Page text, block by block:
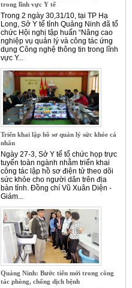
trong lĩnh vực Y tế
Trong 2 ngày 30,31/10, tại TP Hạ
Long, Sở Y tế tỉnh Quảng Ninh đã tổ
chức Hội nghị tập huấn “Nâng cao
nghiệp vụ quản lý và công tác ứng
dụng Công nghệ thông tin trong lĩnh
vực Y...
Triển khai lập hồ sơ quản lý sức khỏe cá
nhân
Ngày 27-3, Sở Y tế tổ chức họp trực
tuyến toàn ngành nhằm triển khai
công tác lập hồ sơ điện tử theo dõi
sức khỏe cho người dân trên địa
bàn tỉnh. Đồng chí Vũ Xuân Diện -
Giám...
Quảng Ninh: Bước tiến mới trong công
tác phòng, chống dịch bệnh